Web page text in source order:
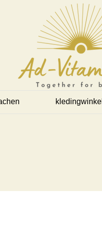
kledingwinkel